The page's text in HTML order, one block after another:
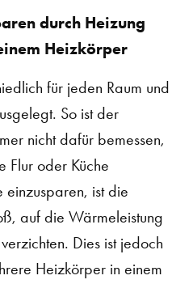
durch Heizung
Heizkörper
für jeden Raum und
So ist der
nicht dafür bemessen,
Flur oder Küche
einzusparen, ist die
auf die Wärmeleistung
Dies ist jedoch
Heizkörper in einem